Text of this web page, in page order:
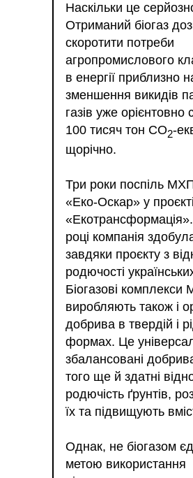
Наскільки це
Отриманий біогаз
скоротити потреби
агропромислового
в енергії приблизно
зменшення викидів
газів уже орієнтовно
100 тисяч тон СО2-
щорічно.
Три роки поспіль
«Еко-Оскар» у проєкті
році компанія
завдяки проєкту з
родючості
Біогазові комплекси
виробляють також і
добрива в твердій і
формах. Це
збалансовані
того ще й здатні
родючість ґрунтів,
їх та підвищують
Однак, не біогазом
метою використання